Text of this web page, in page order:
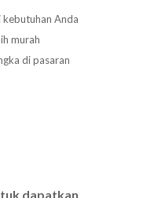
kebutuhan Anda
murah
di pasaran
dapatkan